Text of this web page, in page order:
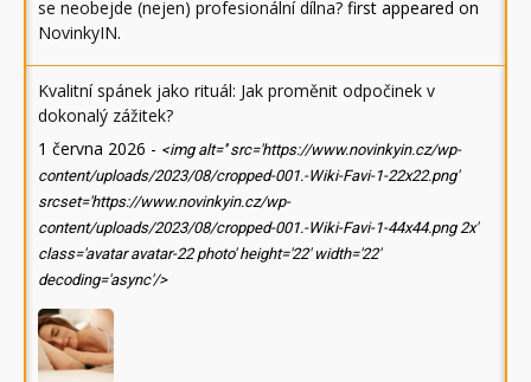
se neobejde (nejen) profesionální dílna? first appeared on
NovinkyIN.
Kvalitní spánek jako rituál: Jak proměnit odpočinek v
dokonalý zážitek?
1 června 2026 - <img alt='' src='https://www.novinkyin.cz/wp-
content/uploads/2023/08/cropped-001.-Wiki-Favi-1-22x22.png'
srcset='https://www.novinkyin.cz/wp-
content/uploads/2023/08/cropped-001.-Wiki-Favi-1-44x44.png 2x'
class='avatar avatar-22 photo' height='22' width='22'
decoding='async'/>